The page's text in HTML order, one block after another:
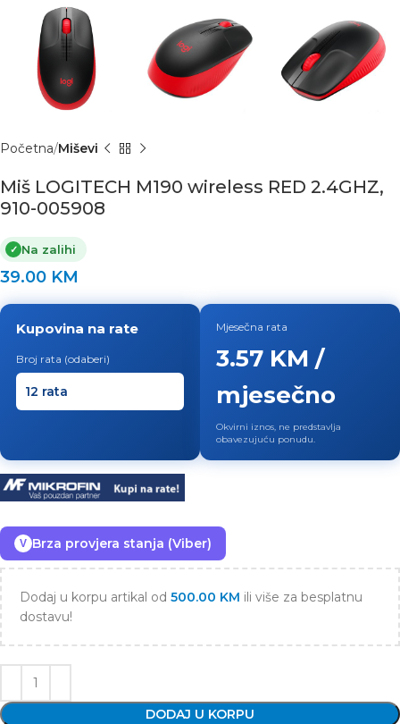
Početna Miševi
Miš LOGITECH M190 wireless RED 2.4GHZ,
910-005908
✓ Na zalihi
39.00 KM
Kupovina na rate
Broj rata (odaberi)
Mjesečna rata
3.57 KM /
mjesečno
Okvirni iznos, ne predstavlja
obavezujuću ponudu.
V Brza provjera stanja (Viber)
Dodaj u korpu artikal od 500.00 KM ili više za besplatnu
dostavu!
DODAJ U KORPU